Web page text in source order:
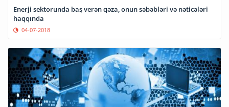
Enerji sektorunda baş verən qəza, onun səbəbləri və nəticələri
haqqında
04-07-2018